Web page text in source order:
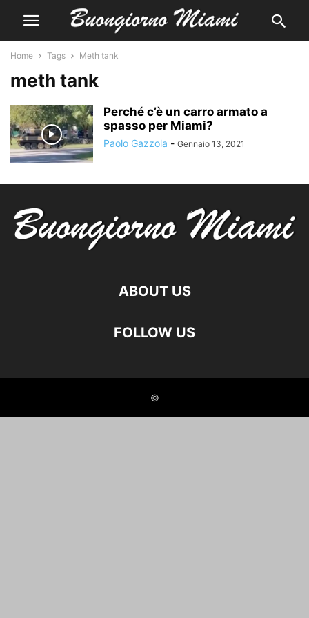
Home Tags Meth tank
meth tank
Perché c’è un carro armato a
spasso per Miami?
Paolo Gazzola - Gennaio 13, 2021
ABOUT US
FOLLOW US
©